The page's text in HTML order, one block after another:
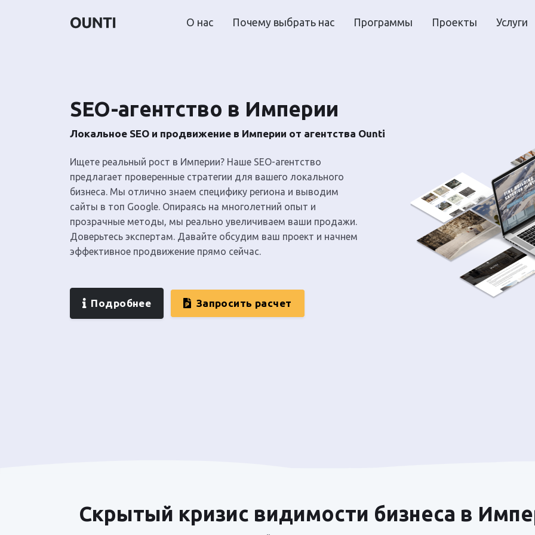
О нас Почему выбрать нас Программы Проекты Услуги
SEO-агентство в Империи
Локальное SEO и продвижение в Империи от агентства Ounti
Ищете реальный рост в Империи? Наше SEO-агентство
предлагает проверенные стратегии для вашего локального
бизнеса. Мы отлично знаем специфику региона и выводим
сайты в топ Google. Опираясь на многолетний опыт и
прозрачные методы, мы реально увеличиваем ваши продажи.
Доверьтесь экспертам. Давайте обсудим ваш проект и начнем
эффективное продвижение прямо сейчас.
Подробнее Запросить расчет
Скрытый кризис видимости бизнеса в